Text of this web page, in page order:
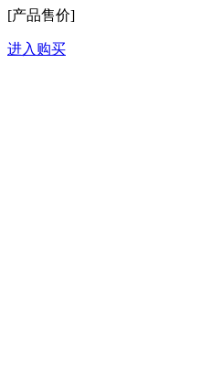
[产品售价]
进入购买